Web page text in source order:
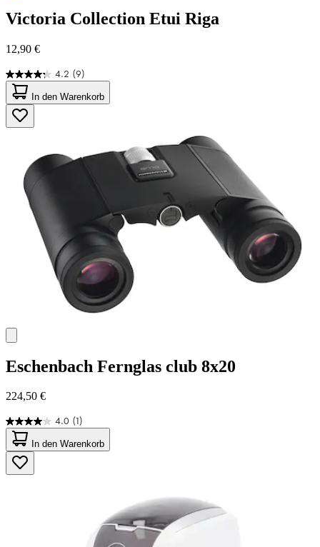
Victoria Collection Etui Riga
12,90 €
4.2 (9)
4.2
von
5
Sternen.
9
In den Warenkorb
Eschenbach Fernglas club 8x20
224,50 €
4.0 (1)
4.0
von
5
Sternen.
1
In den Warenkorb